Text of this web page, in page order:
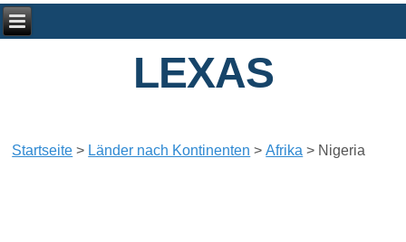
LEXAS
Startseite > Länder nach Kontinenten >Afrika > Nigeria